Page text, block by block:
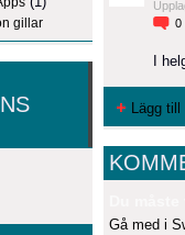
gillar
0
I
Lägg
Gå med i